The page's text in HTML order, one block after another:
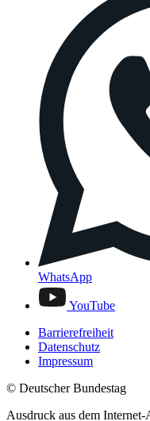
WhatsApp
YouTube
Barrierefreiheit
Datenschutz
Impressum
© Deutscher Bundestag
Ausdruck aus dem Internet-